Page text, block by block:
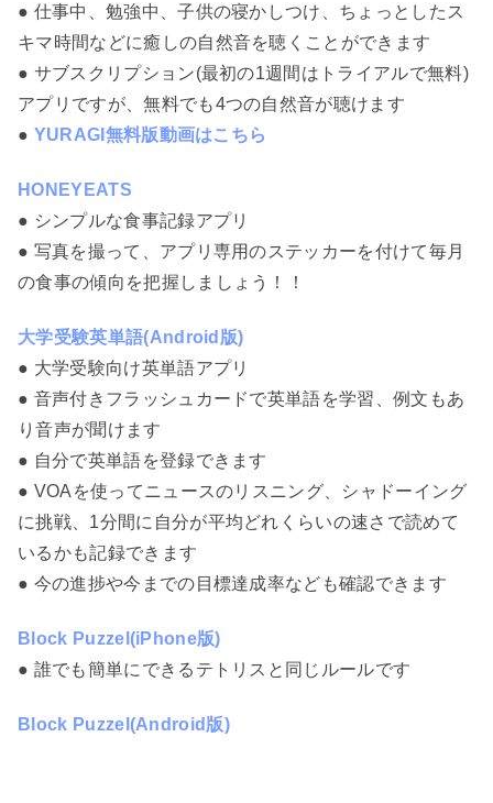
● 仕事中、勉強中、子供の寝かしつけ、ちょっとしたス
キマ時間などに癒しの自然音を聴くことができます
● サブスクリプション(最初の1週間はトライアルで無料)
アプリですが、無料でも4つの自然音が聴けます
● YURAGI無料版動画はこちら
HONEYEATS
● シンプルな食事記録アプリ
● 写真を撮って、アプリ専用のステッカーを付けて毎月
の食事の傾向を把握しましょう！！
大学受験英単語(Android版)
● 大学受験向け英単語アプリ
● 音声付きフラッシュカードで英単語を学習、例文もあ
り音声が聞けます
● 自分で英単語を登録できます
● VOAを使ってニュースのリスニング、シャドーイング
に挑戦、1分間に自分が平均どれくらいの速さで読めて
いるかも記録できます
● 今の進捗や今までの目標達成率なども確認できます
Block Puzzel(iPhone版)
● 誰でも簡単にできるテトリスと同じルールです
Block Puzzel(Android版)